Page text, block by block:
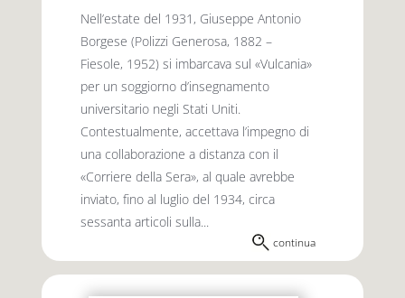
Nell’estate del 1931, Giuseppe Antonio
Borgese (Polizzi Generosa, 1882 –
Fiesole, 1952) si imbarcava sul «Vulcania»
per un soggiorno d’insegnamento
universitario negli Stati Uniti.
Contestualmente, accettava l’impegno di
una collaborazione a distanza con il
«Corriere della Sera», al quale avrebbe
inviato, fino al luglio del 1934, circa
sessanta articoli sulla...
continua